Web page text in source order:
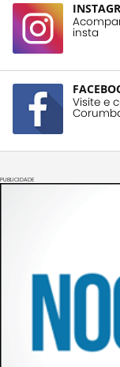
insta
Visite e
PUBLICIDADE